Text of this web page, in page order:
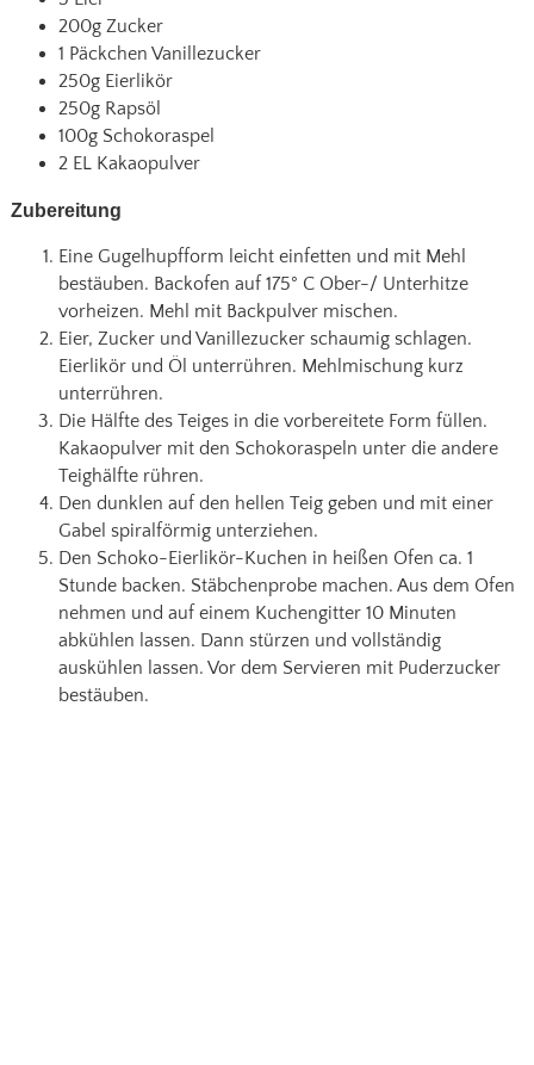
200g Zucker
1 Päckchen Vanillezucker
250g Eierlikör
250g Rapsöl
100g Schokoraspel
2 EL Kakaopulver
Zubereitung
Eine Gugelhupfform leicht einfetten und mit Mehl
bestäuben. Backofen auf 175° C Ober-/ Unterhitze
vorheizen. Mehl mit Backpulver mischen.
Eier, Zucker und Vanillezucker schaumig schlagen.
Eierlikör und Öl unterrühren. Mehlmischung kurz
unterrühren.
Die Hälfte des Teiges in die vorbereitete Form füllen.
Kakaopulver mit den Schokoraspeln unter die andere
Teighälfte rühren.
Den dunklen auf den hellen Teig geben und mit einer
Gabel spiralförmig unterziehen.
Den Schoko-Eierlikör-Kuchen in heißen Ofen ca. 1
Stunde backen. Stäbchenprobe machen. Aus dem Ofen
nehmen und auf einem Kuchengitter 10 Minuten
abkühlen lassen. Dann stürzen und vollständig
auskühlen lassen. Vor dem Servieren mit Puderzucker
bestäuben.